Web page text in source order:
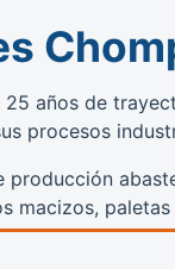
25 años de
procesos
producción
macizos,